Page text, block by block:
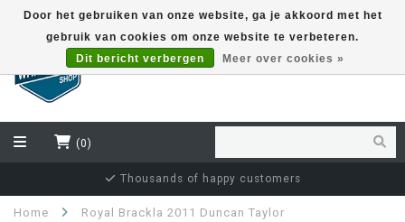
(0)
Thousands of happy customers
Home Royal Brackla 2011 Duncan Taylor
Door het gebruiken van onze website, ga je akkoord met het
gebruik van cookies om onze website te verbeteren.
Dit bericht verbergen
Meer over cookies »